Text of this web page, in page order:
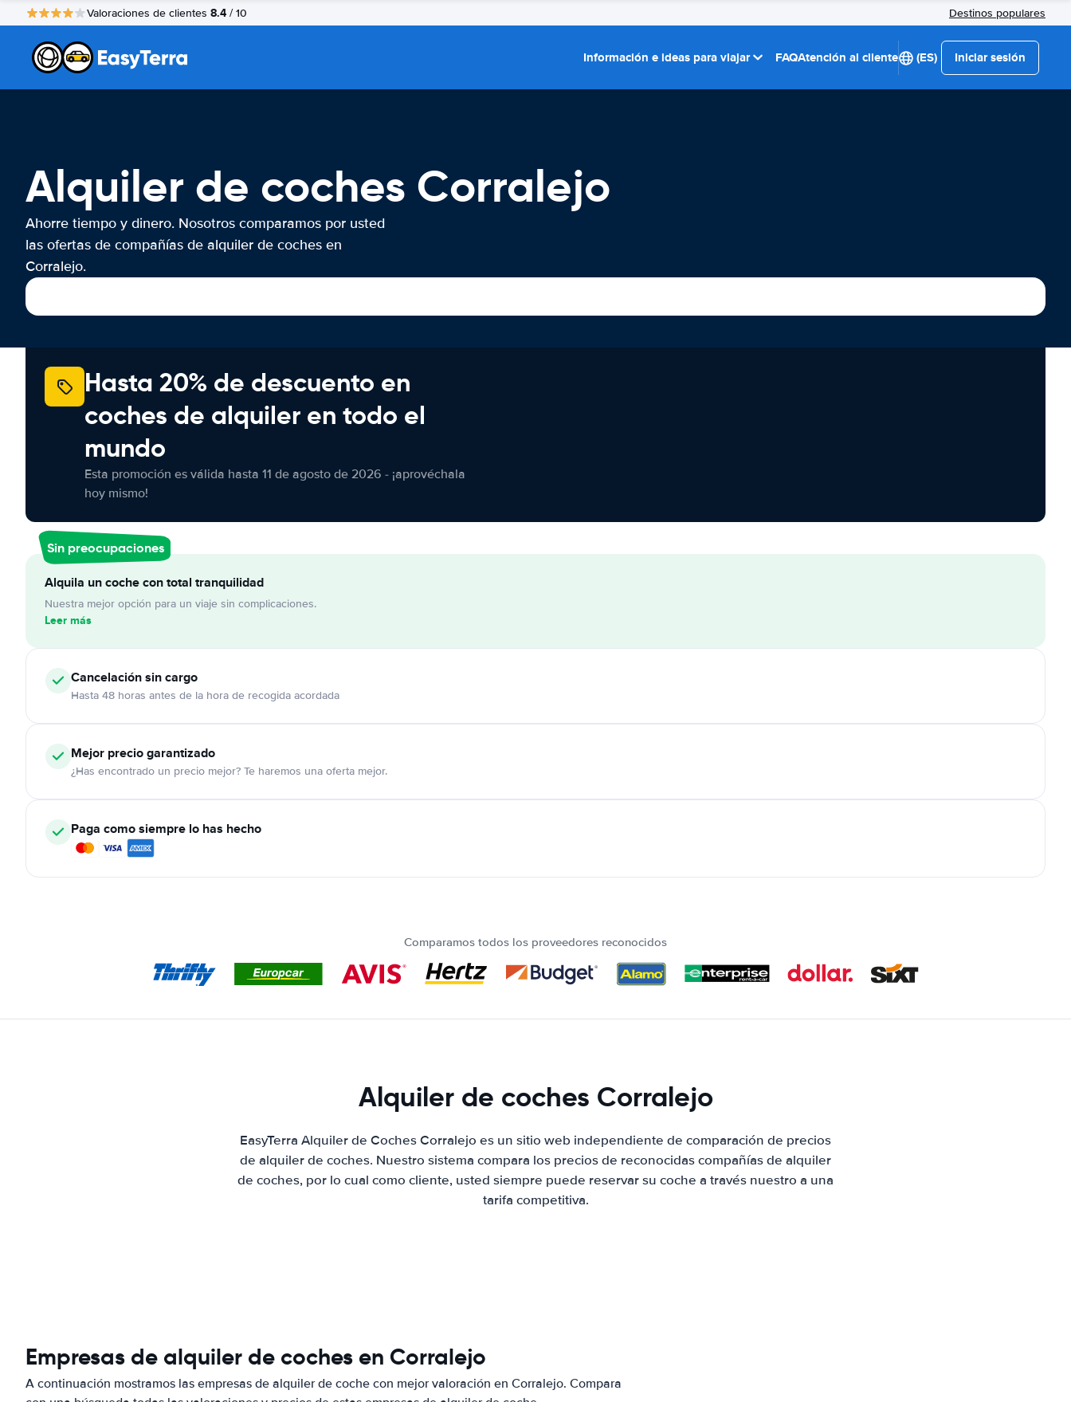
Valoraciones de clientes 8.4 / 10 Destinos populares
Información e ideas para viajar FAQAtención al cliente (ES) Iniciar sesión
Alquiler de coches Corralejo
Ahorre tiempo y dinero. Nosotros comparamos por usted
las ofertas de compañías de alquiler de coches en
Corralejo.
Hasta 20% de descuento en
coches de alquiler en todo el
mundo
Esta promoción es válida hasta 11 de agosto de 2026 - ¡aprovéchala
hoy mismo!
Sin preocupaciones
Alquila un coche con total tranquilidad
Nuestra mejor opción para un viaje sin complicaciones.
Leer más
Cancelaciónsin cargo
Hasta 48 horas antes de la hora de recogida acordada
Mejor precio garantizado
¿Has encontrado un precio mejor? Te haremos una oferta mejor.
Paga como siempre lo has hecho
Comparamos todos los proveedores reconocidos
Alquiler de coches Corralejo
EasyTerra Alquiler de Coches Corralejo es un sitio web independiente de comparación de precios
de alquiler de coches. Nuestro sistema compara los precios de reconocidas compañías de alquiler
de coches, por lo cual como cliente, usted siempre puede reservar su coche a través nuestro a una
tarifa competitiva.
Empresas de alquiler de coches en Corralejo
A continuación mostramos las empresas de alquiler de coche con mejor valoración en Corralejo. Compara